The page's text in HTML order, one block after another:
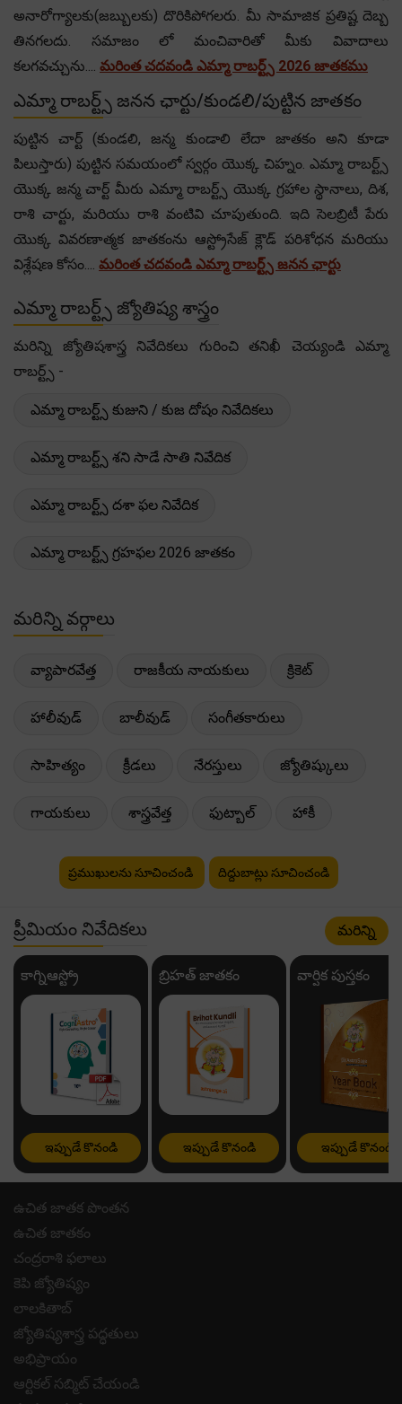
అనారోగ్యాలకు(జబ్బులకు) దొరికిపోగలరు. మీ సామాజిక ప్రతిష్ట దెబ్బ
తినగలదు. సమాజం లో మంచివారితో మీకు వివాదాలు
కలగవచ్చును.... మరింత చదవండి ఎమ్మా రాబర్ట్స్ 2026 జాతకము
ఎమ్మా రాబర్ట్స్ జనన ఛార్టు/కుండలి/పుట్టిన జాతకం
పుట్టిన చార్ట్ (కుండలి, జన్మ కుండాలి లేదా జాతకం అని కూడా
పిలుస్తారు) పుట్టిన సమయంలో స్వర్గం యొక్క చిహ్నం. ఎమ్మా రాబర్ట్స్
యొక్క జన్మ చార్ట్ మీరు ఎమ్మా రాబర్ట్స్ యొక్క గ్రహాల స్థానాలు, దిశ,
రాశి చార్టు, మరియు రాశి వంటివి చూపుతుంది. ఇది సెలబ్రిటీ పేరు
యొక్క వివరణాత్మక జాతకంను ఆస్ట్రోసేజ్ క్లౌడ్ పరిశోధన మరియు
విశ్లేషణ కోసం.... మరింత చదవండి ఎమ్మా రాబర్ట్స్ జనన ఛార్టు
ఎమ్మా రాబర్ట్స్ జ్యోతిష్య శాస్త్రం
మరిన్ని జ్యోతిషశాస్త్ర నివేదికలు గురించి తనిఖీ చెయ్యండి ఎమ్మా
రాబర్ట్స్ -
ఎమ్మా రాబర్ట్స్ కుజుని / కుజ దోషం నివేదికలు
ఎమ్మా రాబర్ట్స్ శని సాడే సాతి నివేదిక
ఎమ్మా రాబర్ట్స్ దశా ఫల నివేదిక
ఎమ్మా రాబర్ట్స్ గ్రహఫల 2026 జాతకం
మరిన్ని వర్గాలు
వ్యాపారవేత్త రాజకీయ నాయకులు క్రికెట్
హాలీవుడ్ బాలీవుడ్ సంగీతకారులు
సాహిత్యం క్రీడలు నేరస్తులు జ్యోతిష్కులు
గాయకులు శాస్త్రవేత్త ఫుట్బాల్ హాకీ
ప్రముఖులను సూచించండి దిద్దుబాట్లు సూచించండి
ప్రీమియం నివేదికలు మరిన్ని
కాగ్నిఆస్ట్రో
ఇప్పుడే కొనండి
బ్రిహత్ జాతకం
ఇప్పుడే కొనండి
వార్షిక పుస్తకం
ఇప్పుడే కొనండి
ఉచిత జాతక పొంతన
ఉచిత జాతకం
చంద్రరాశి ఫలాలు
కెపి జ్యోతిష్యం
లాలకితాబ్
జ్యోతిష్యశాస్త్ర పద్ధతులు
అభిప్రాయం
ఆర్టికల్ సబ్మిట్ చేయండి